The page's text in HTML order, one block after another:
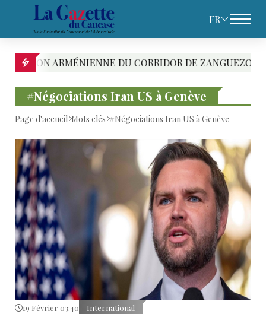
FR
ARMÉNIENNE DU CORRIDOR DE ZANGUEZOUR
#Négociations Iran US à Genève
Page d'accueil Mots clés #Négociations Iran US à Genève
19 Février 03:40 International